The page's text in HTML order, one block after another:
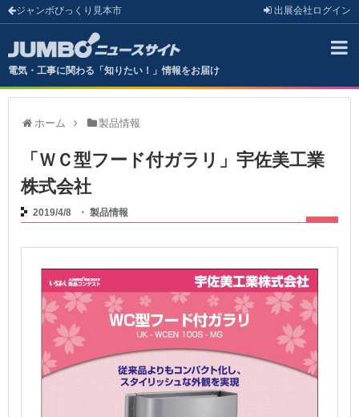
ジャンボびっくり見本市 出展会社 ログイン
電気・工事に関わる「知りたい！」情報をお届け
ホーム 製品情報
「ＷＣ型フード付ガラリ」宇佐美工業
株式会社
2019/4/8 ・ 製品情報